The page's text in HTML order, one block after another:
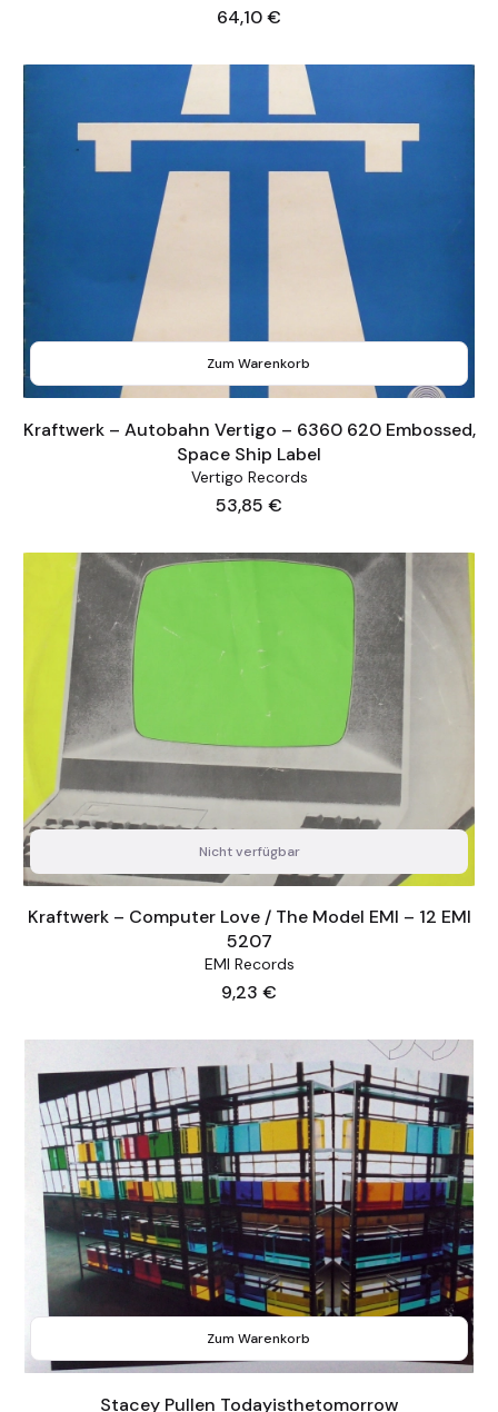
Preis
64,10 €
Zum Warenkorb
Kraftwerk – Autobahn Vertigo – 6360 620 Embossed,
Space Ship Label
Vertigo Records
Preis
53,85 €
Nicht verfügbar
Kraftwerk – Computer Love / The Model EMI – 12 EMI
5207
EMI Records
Preis
9,23 €
Zum Warenkorb
Stacey Pullen Todayisthetomorrow